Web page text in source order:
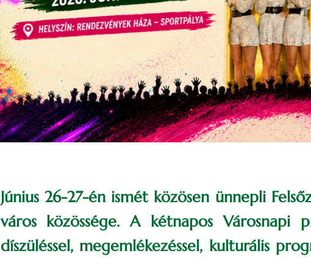
Június 26-27-én ismét közösen ünnepli
város közössége. A kétnapos Városnapi
díszüléssel, megemlékezéssel, kulturális